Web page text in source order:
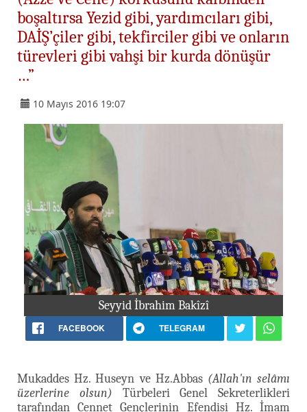
boşaltırsa Yezid gibi, yardımcıları gibi,
DAİŞ’çiler gibi, tekfirciler gibi ve onların
türevleri gibi vahşi bir kurda dönüşür
…”
10 Mayıs 2016 19:07
Seyyid İbrahim Bakîzî
FACEBOOK TELEGRAM
Mukaddes Hz. Huseyn ve Hz.Abbas (Allah'ın selâmı
üzerlerine olsun) Türbeleri Genel Sekreterlikleri
tarafından Cennet Gençlerinin Efendisi Hz. İmam